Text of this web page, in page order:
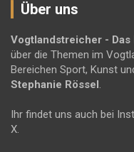
Über uns
Vogtlandstreicher -
über die Themen im
Bereichen Sport, Kunst
Stephanie Rössel .
Ihr findet uns auch bei
X.